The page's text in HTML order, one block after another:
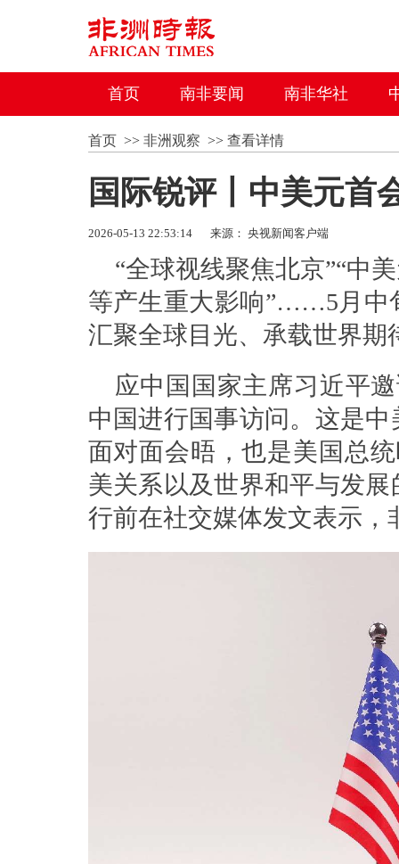
首页 南非要闻 南非华社
首页>> 非洲观察 >> 查看详情
国际锐评丨中美元首
2026-05-13 22:53:14 来源： 央视新闻客户端
“全球视线聚焦北京”“中
等产生重大影响”……5月中
汇聚全球目光、承载世界期
应中国国家主席习近平
中国进行国事访问。这是
面对面会晤，也是美国总
美关系以及世界和平与发
行前在社交媒体发文表示